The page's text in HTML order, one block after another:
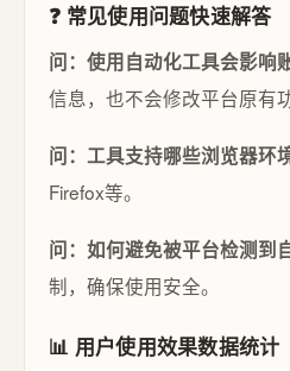
❓ 常见使用问题快速解答
问：使用自动化工具会影响
信息，也不会修改平台原有
问：工具支持哪些浏览器环
Firefox等。
问：如何避免被平台检测到
制，确保使用安全。
📊 用户使用效果数据统计